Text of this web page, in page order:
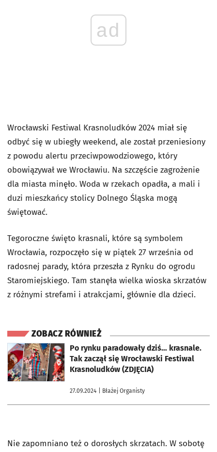
ad
Wrocławski Festiwal Krasnoludków 2024 miał się
odbyć się w ubiegły weekend, ale został przeniesiony
z powodu alertu przeciwpowodziowego, który
obowiązywał we Wrocławiu. Na szczęście zagrożenie
dla miasta minęło. Woda w rzekach opadła, a mali i
duzi mieszkańcy stolicy Dolnego Śląska mogą
świętować.
Tegoroczne święto krasnali, które są symbolem
Wrocławia, rozpoczęło się w piątek 27 września od
radosnej parady, która przeszła z Rynku do ogrodu
Staromiejskiego. Tam stanęła wielka wioska skrzatów
z różnymi strefami i atrakcjami, głównie dla dzieci.
ZOBACZ RÓWNIEŻ
Po rynku paradowały dziś… krasnale.
Tak zaczął się Wrocławski Festiwal
Krasnoludków (ZDJĘCIA)
27.09.2024 | Błażej Organisty
otworzy się w nowej karcie
Nie zapomniano też o dorosłych skrzatach. W sobotę